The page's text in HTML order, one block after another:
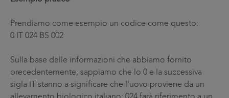
Prendiamo come esempio un codice come questo:
0 IT 024 BS 002
Sulla base delle informazioni che abbiamo fornito
precedentemente, sappiamo che lo 0 e la successiva
sigla IT stanno a significare che l'uovo proviene da un